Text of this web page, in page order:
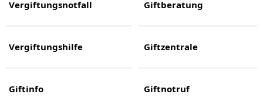
Vergiftungsnotfall Giftberatung
Vergiftungshilfe Giftzentrale
Giftinfo Giftnotruf